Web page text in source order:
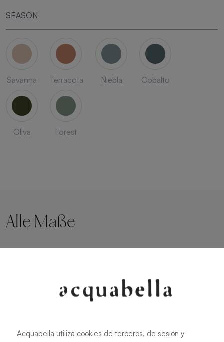
SEASON
Savanna Terracota Niebla Cobalto
Oliva Forest
Alle Maße
180 X 70 cm
220 X 70 cm
180 X 75 cm
Acquabella utiliza cookies de terceros, de sesión y